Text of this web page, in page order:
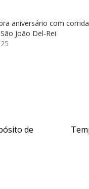
aniversário com corrida
João Del-Rei
de